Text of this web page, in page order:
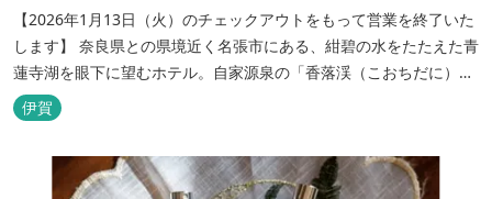
【2026年1月13日（火）のチェックアウトをもって営業を終了いた
します】 奈良県との県境近く名張市にある、紺碧の水をたたえた青
蓮寺湖を眼下に望むホテル。自家源泉の「香落渓（こおちだに）温
泉」は天然アルカリ泉。露天風呂から眺める湖は、遮るものがな
く、絶景と評判です。
伊賀